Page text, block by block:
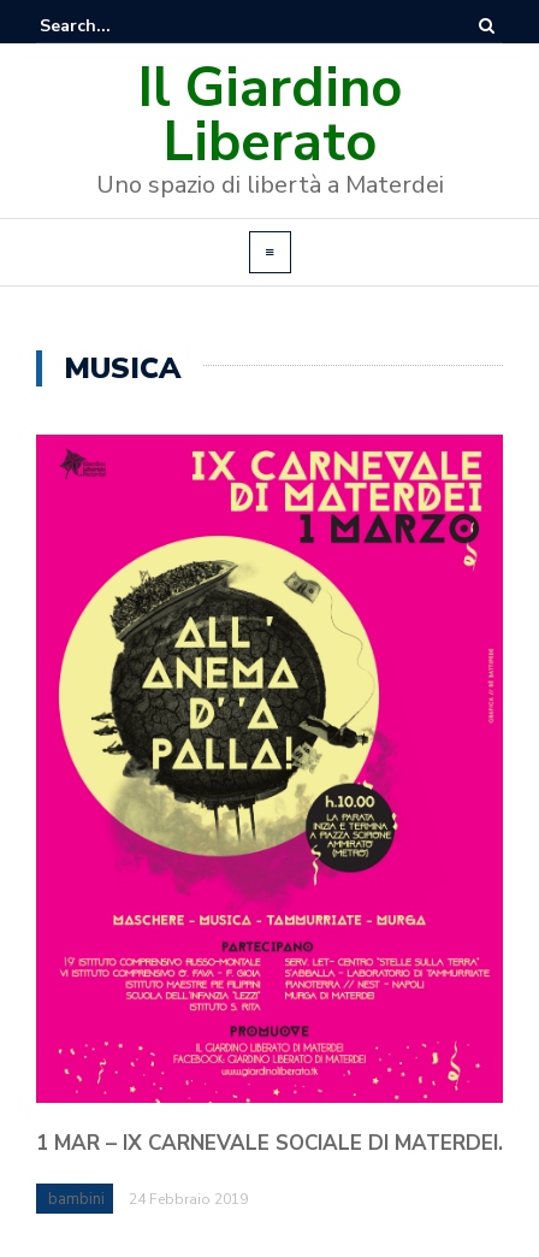
Il Giardino
Liberato
Uno spazio di libertà a Materdei
MUSICA
1 MAR – IX CARNEVALE SOCIALE DI MATERDEI.
bambini 24 Febbraio 2019